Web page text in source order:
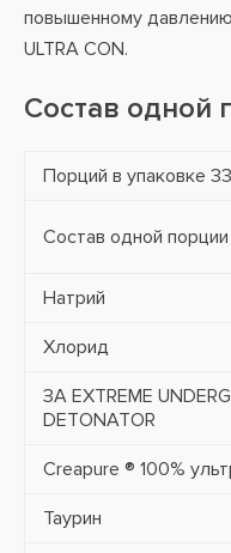
повышенному
ULTRA CON.
Состав одной
Порций в упаковке 33
Состав одной порции
Натрий
Хлорид
ЗА EXTREME
DETONATOR
Creapure ® 100%
Таурин